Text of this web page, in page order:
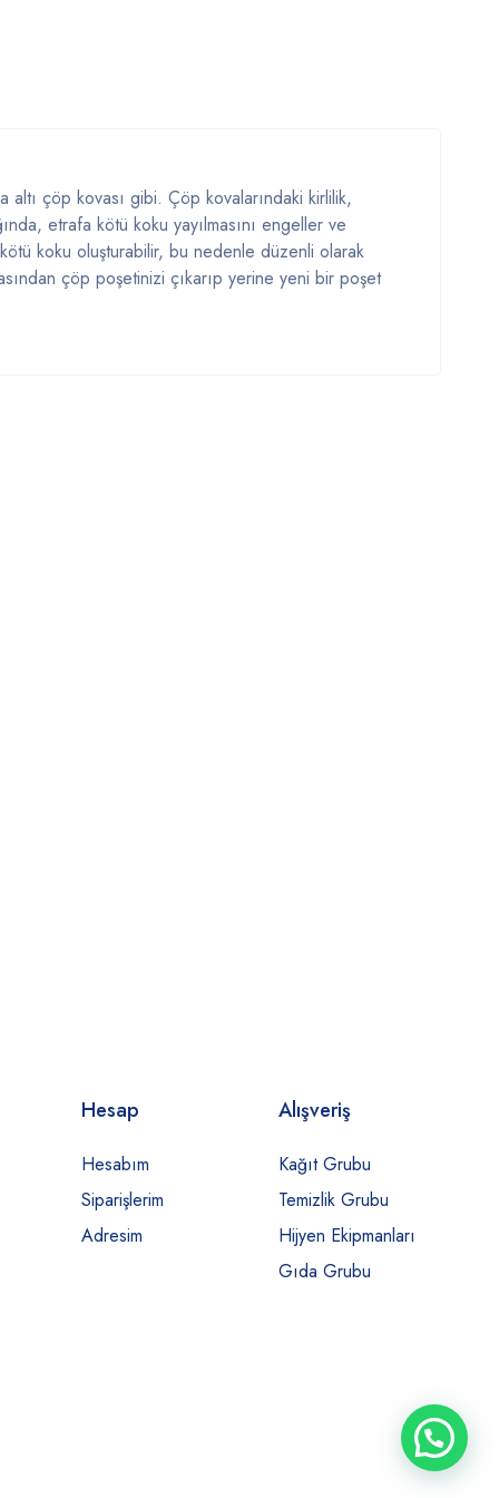
altı çöp kovası gibi. Çöp kovalarındaki kirlilik,
etrafa kötü koku yayılmasını engeller ve
koku oluşturabilir, bu nedenle düzenli olarak
çöp poşetinizi çıkarıp yerine yeni bir poşet
Hesap
Hesabım
Siparişlerim
Adresim
Alışveriş
Kağıt Grubu
Temizlik Grubu
Hijyen Ekipmanları
Gıda Grubu